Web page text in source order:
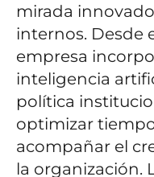
mirada
internos. Desde
empresa
inteligencia
política
optimizar
acompañar el
la organización.